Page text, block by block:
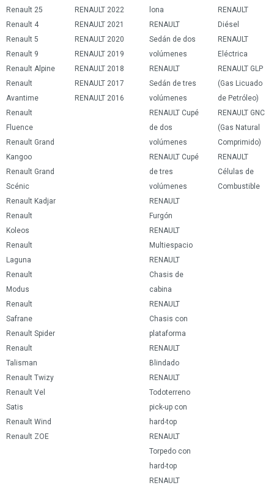
Renault 25
Renault 4
Renault 5
Renault 9
Renault Alpine
Renault
Avantime
Renault
Fluence
Renault Grand
Kangoo
Renault Grand
Scénic
Renault Kadjar
Renault
Koleos
Renault
Laguna
Renault
Modus
Renault
Safrane
Renault Spider
Renault
Talisman
Renault Twizy
Renault Vel
Satis
Renault Wind
Renault ZOE
RENAULT 2022
RENAULT 2021
RENAULT 2020
RENAULT 2019
RENAULT 2018
RENAULT 2017
RENAULT 2016
lona
RENAULT
Sedán de dos
volúmenes
RENAULT
Sedán de tres
volúmenes
RENAULT Cupé
de dos
volúmenes
RENAULT Cupé
de tres
volúmenes
RENAULT
Furgón
RENAULT
Multiespacio
RENAULT
Chasis de
cabina
RENAULT
Chasis con
plataforma
RENAULT
Blindado
RENAULT
Todoterreno
pick-up con
hard-top
RENAULT
Torpedo con
hard-top
RENAULT
RENAULT
Diésel
RENAULT
Eléctrica
RENAULT GLP
(Gas Licuado
de Petróleo)
RENAULT GNC
(Gas Natural
Comprimido)
RENAULT
Células de
Combustible